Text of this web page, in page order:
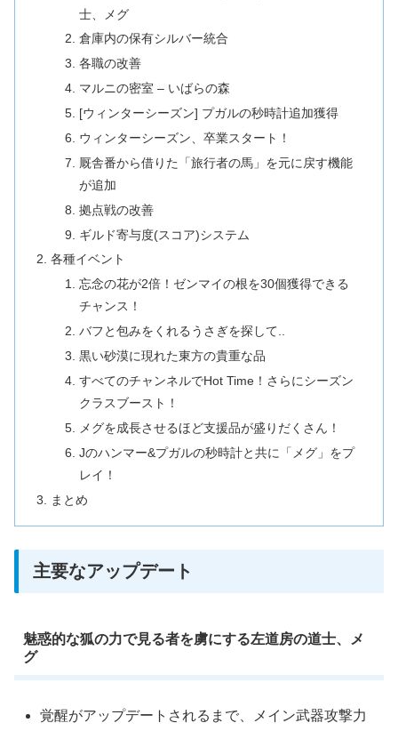
士、メグ
倉庫内の保有シルバー統合
各職の改善
マルニの密室 – いばらの森
[ウィンターシーズン] プガルの秒時計追加獲得
ウィンターシーズン、卒業スタート！
厩舎番から借りた「旅行者の馬」を元に戻す機能
が追加
拠点戦の改善
ギルド寄与度(スコア)システム
各種イベント
忘念の花が2倍！ゼンマイの根を30個獲得できる
チャンス！
バフと包みをくれるうさぎを探して..
黒い砂漠に現れた東方の貴重な品
すべてのチャンネルでHot Time！さらにシーズン
クラスブースト！
メグを成長させるほど支援品が盛りだくさん！
Jのハンマー&プガルの秒時計と共に「メグ」をプ
レイ！
まとめ
主要なアップデート
魅惑的な狐の力で見る者を虜にする左道房の道士、メ
グ
覚醒がアップデートされるまで、メイン武器攻撃力